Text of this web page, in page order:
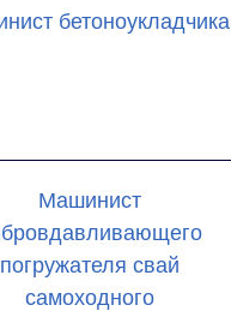
бетоноукладчика
Машинист
погружателя свай
самоходного